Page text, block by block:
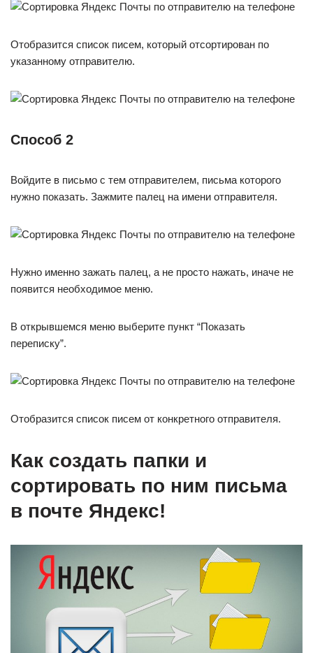
Отобразится список писем, который отсортирован по
указанному отправителю.
Способ 2
Войдите в письмо с тем отправителем, письма которого
нужно показать. Зажмите палец на имени отправителя.
Нужно именно зажать палец, а не просто нажать, иначе не
появится необходимое меню.
В открывшемся меню выберите пункт “Показать
переписку”.
Отобразится список писем от конкретного отправителя.
Как создать папки и
сортировать по ним письма
в почте Яндекс!